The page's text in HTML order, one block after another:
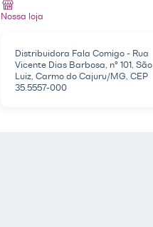
Nossa loja
Distribuidora Fala Comigo - Rua
Vicente Dias Barbosa, nº 101, São
Luiz, Carmo do Cajuru/MG, CEP
35.5557-000